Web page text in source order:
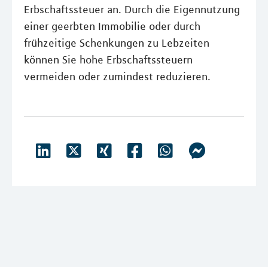
Erbschaftssteuer an. Durch die Eigennutzung
einer geerbten Immobilie oder durch
frühzeitige Schenkungen zu Lebzeiten
können Sie hohe Erbschaftssteuern
vermeiden oder zumindest reduzieren.